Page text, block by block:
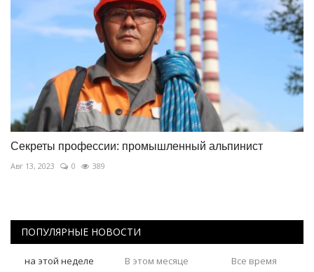
Секреты профессии: промышленный альпинист
Авг 13, 2023 0 389
ПОПУЛЯРНЫЕ НОВОСТИ
на этой неделе В этом месяце Все время